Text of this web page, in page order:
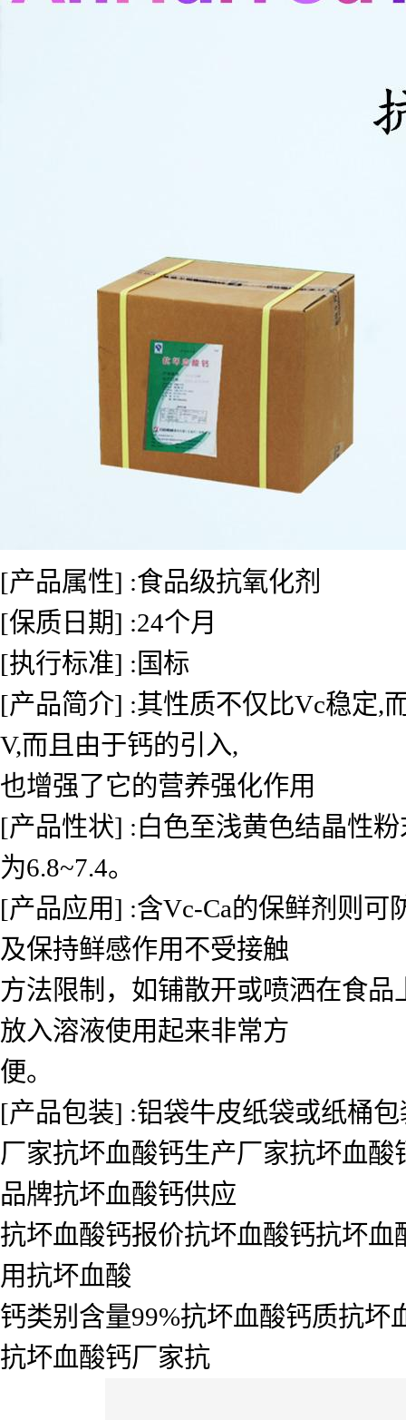
[产品属性] :食品级抗氧化剂
[保质日期] :24个月
[执行标准] :国标
[产品简介] :其性质不仅比Vc稳定,
V,而且由于钙的引入,
也增强了它的营养强化作用
[产品性状] :白色至浅黄色结晶性
为6.8~7.4。
[产品应用] :含Vc-Ca的保鲜剂则
及保持鲜感作用不受接触
方法限制，如铺散开或喷洒在食
放入溶液使用起来非常方
便。
[产品包装] :铝袋牛皮纸袋或纸桶
厂家抗坏血酸钙生产厂家抗坏血
品牌抗坏血酸钙供应
抗坏血酸钙报价抗坏血酸钙抗坏
用抗坏血酸
钙类别含量99%抗坏血酸钙质抗
抗坏血酸钙厂家抗